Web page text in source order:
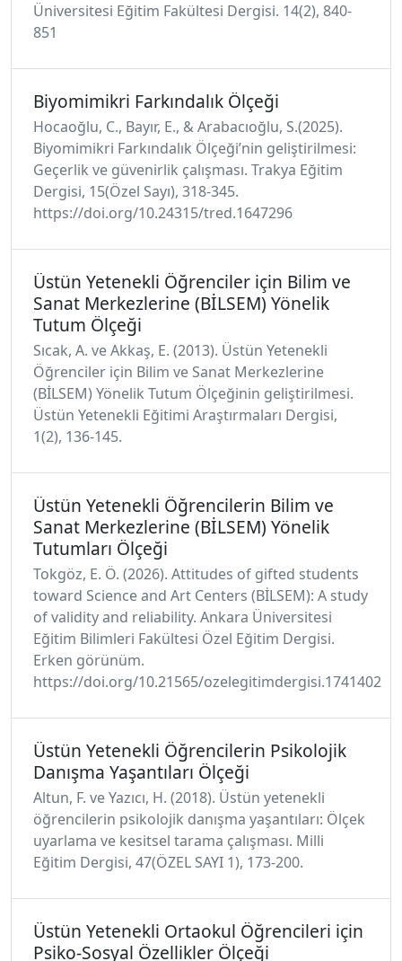
Üniversitesi Eğitim Fakültesi Dergisi. 14(2), 840-
851
Biyomimikri Farkındalık Ölçeği
Hocaoğlu, C., Bayır, E., & Arabacıoğlu, S.(2025).
Biyomimikri Farkındalık Ölçeği’nin geliştirilmesi:
Geçerlik ve güvenirlik çalışması. Trakya Eğitim
Dergisi, 15(Özel Sayı), 318-345.
https://doi.org/10.24315/tred.1647296
Üstün Yetenekli Öğrenciler için Bilim ve
Sanat Merkezlerine (BİLSEM) Yönelik
Tutum Ölçeği
Sıcak, A. ve Akkaş, E. (2013). Üstün Yetenekli
Öğrenciler için Bilim ve Sanat Merkezlerine
(BİLSEM) Yönelik Tutum Ölçeğinin geliştirilmesi.
Üstün Yetenekli Eğitimi Araştırmaları Dergisi,
1(2), 136-145.
Üstün Yetenekli Öğrencilerin Bilim ve
Sanat Merkezlerine (BİLSEM) Yönelik
Tutumları Ölçeği
Tokgöz, E. Ö. (2026). Attitudes of gifted students
toward Science and Art Centers (BİLSEM): A study
of validity and reliability. Ankara Üniversitesi
Eğitim Bilimleri Fakültesi Özel Eğitim Dergisi.
Erken görünüm.
https://doi.org/10.21565/ozelegitimdergisi.1741402
Üstün Yetenekli Öğrencilerin Psikolojik
Danışma Yaşantıları Ölçeği
Altun, F. ve Yazıcı, H. (2018). Üstün yetenekli
öğrencilerin psikolojik danışma yaşantıları: Ölçek
uyarlama ve kesitsel tarama çalışması. Milli
Eğitim Dergisi, 47(ÖZEL SAYI 1), 173-200.
Üstün Yetenekli Ortaokul Öğrencileri için
Psiko-Sosyal Özellikler Ölçeği